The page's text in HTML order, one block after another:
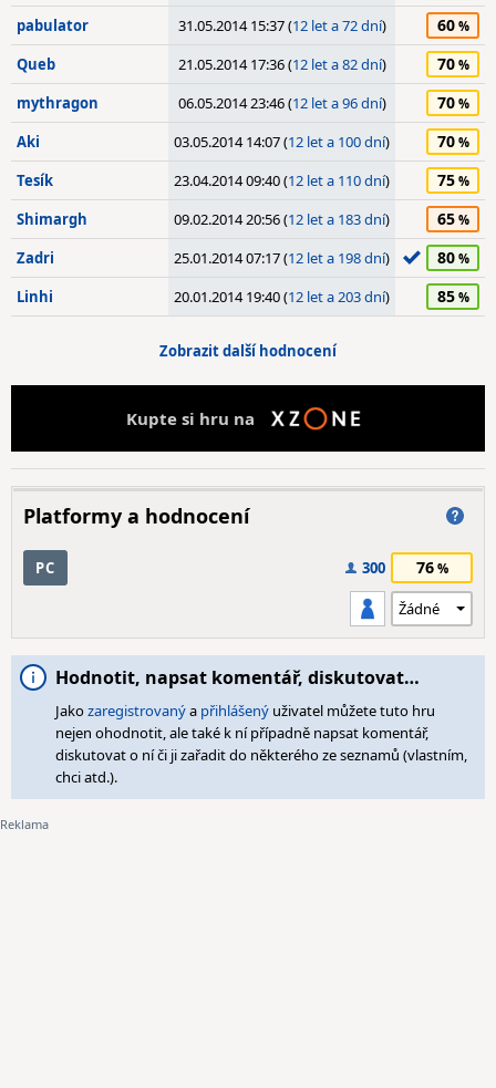
pabulator 31.05.2014 15:37 (12 let a 72 dní) 60
Queb 21.05.2014 17:36 (12 let a 82 dní) 70
mythragon 06.05.2014 23:46 (12 let a 96 dní) 70
Aki 03.05.2014 14:07 (12 let a 100 dní) 70
Tesík 23.04.2014 09:40 (12 let a 110 dní) 75
Shimargh 09.02.2014 20:56 (12 let a 183 dní) 65
Zadri 25.01.2014 07:17 (12 let a 198 dní) 80
Linhi 20.01.2014 19:40 (12 let a 203 dní) 85
Zobrazit další hodnocení
Kupte si hru na
Platformy a hodnocení
PC 300 76
Hodnotit, napsat komentář, diskutovat…
Jakozaregistrovanýa přihlášený uživatel můžete tuto hru
nejen ohodnotit, ale také k ní případně napsat komentář,
diskutovat o ní či ji zařadit do některého ze seznamů (vlastním,
chci atd.).